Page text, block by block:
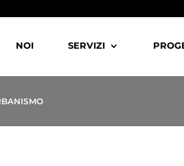
NOI SERVIZI